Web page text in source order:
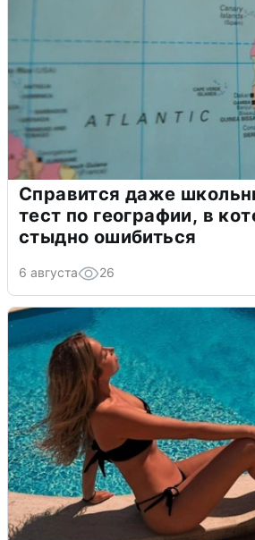
Справится даже
тест по географии, в
стыдно ошибиться
6 августа 26